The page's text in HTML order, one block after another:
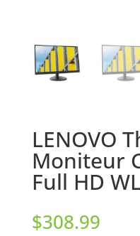
LENOVO
Moniteur
Full HD
$308.99